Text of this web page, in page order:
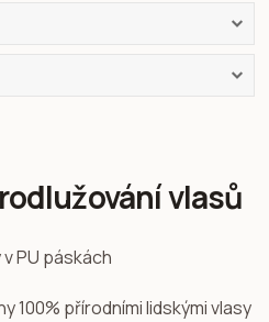
vlasů
100% přírodními lidskými vlasy